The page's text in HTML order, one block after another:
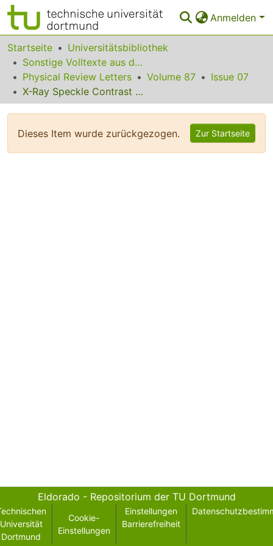
Anmelden
Bereiche & Sammlungen
Das gesamte Repositorium
Statistiken
Startseite
Universitätsbibliothek
Sonstige Volltexte aus dem Bibliotheksangebot
Physical Review Letters
Volume 87
Issue 07
X-Ray Speckle Contrast Variation across Absorption Edges
Dieses Item wurde zurückgezogen. Zur Startseite
Eldorado - Repositorium der TU Dortmund
Universität
Dortmund
Cookie-
Einstellungen
Einstellungen
Barrierefreiheit